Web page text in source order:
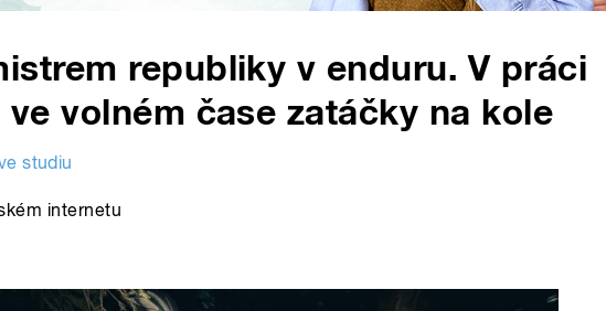
republiky v enduru. V práci
volném čase zatáčky na kole
studiu
internetu